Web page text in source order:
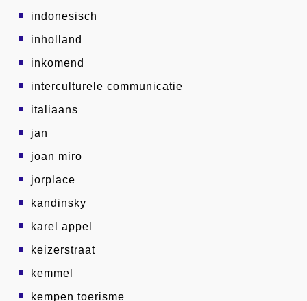
indonesisch
inholland
inkomend
interculturele communicatie
italiaans
jan
joan miro
jorplace
kandinsky
karel appel
keizerstraat
kemmel
kempen toerisme